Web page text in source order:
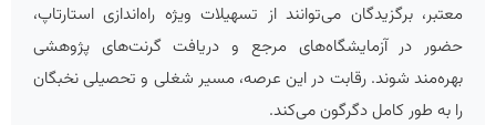
معتبر، برگزیدگان می‌توانند از تسهیلات ویژه راه‌اندازی استارتاپ،
حضور در آزمایشگاه‌های مرجع و دریافت گرنت‌های پژوهشی
بهره‌مند شوند. رقابت در این عرصه، مسیر شغلی و تحصیلی نخبگان
را به طور کامل دگرگون می‌کند.